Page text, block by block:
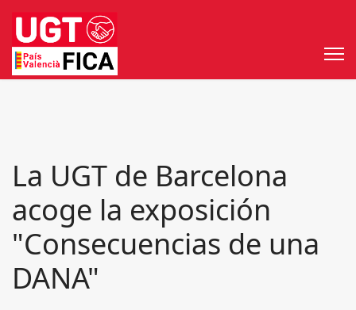
La UGT de Barcelona
acoge la exposición
"Consecuencias de una
DANA"